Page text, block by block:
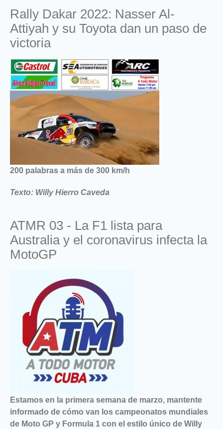
Rally Dakar 2022: Nasser Al-
Attiyah y su Toyota dan un paso de
victoria
200 palabras a más de 300 km/h
Texto: Willy Hierro Caveda
ATMR 03 - La F1 lista para
Australia y el coronavirus infecta la
MotoGP
Estamos en la primera semana de marzo, mantente
informado de cómo van los campeonatos mundiales
de Moto GP y Formula 1 con el estilo único de Willy